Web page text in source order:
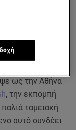
ως την Αθήνα
, την εκπομπή
ταμειακή
αυτό συνδέει